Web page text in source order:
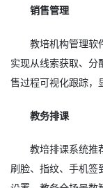
销售管理
教培机构管理软
实现从线索获取、分
售过程可视化跟踪，
教务排课
教培排课系统推
刷脸、指纹、手机签